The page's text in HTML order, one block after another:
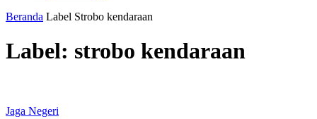
Memulihkan kata sandi anda
Beranda Label Strobo kendaraan
Label: strobo kendaraan
Jaga Negeri